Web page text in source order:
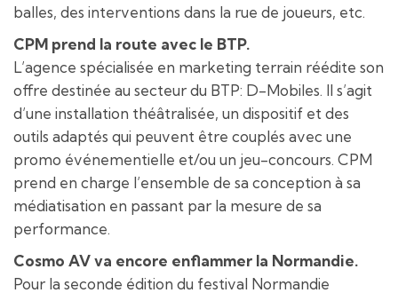
balles, des interventions dans la rue de joueurs, etc.
CPM prend la route avec le BTP.
L’agence spécialisée en marketing terrain réédite son
offre destinée au secteur du BTP: D-Mobiles. Il s’agit
d’une installation théâtralisée, un dispositif et des
outils adaptés qui peuvent être couplés avec une
promo événementielle et/ou un jeu-concours. CPM
prend en charge l’ensemble de sa conception à sa
médiatisation en passant par la mesure de sa
performance.
Cosmo AV va encore enflammer la Normandie.
Pour la seconde édition du festival Normandie